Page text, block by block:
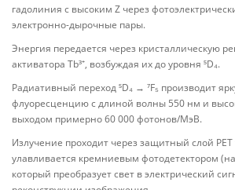
гадолиния с высоким Z через
электронно-дырочные пары.
Энергия передается через кристаллическую
активатора Tb³⁺, возбуждая их до уровня ⁵D₄.
Радиативный переход ⁵D₄ → ⁷F₅ производит
флуоресценцию с длиной волны 550 нм и
выходом примерно 60 000 фотонов/МэВ.
Излучение проходит через защитный слой
улавливается кремниевым фотодетектором
который преобразует свет в электрический